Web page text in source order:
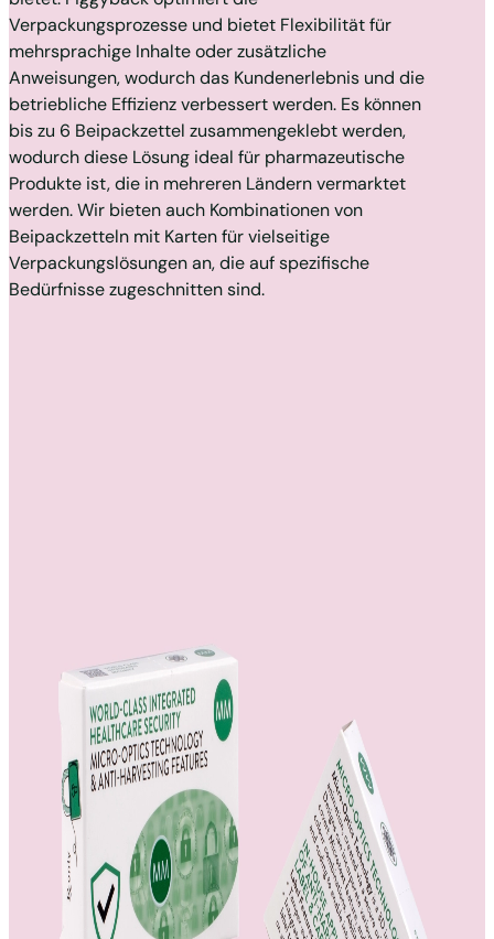
Verpackungsprozesse und bietet Flexibilität für
mehrsprachige Inhalte oder zusätzliche
Anweisungen, wodurch das Kundenerlebnis und die
betriebliche Effizienz verbessert werden. Es können
bis zu 6 Beipackzettel zusammengeklebt werden,
wodurch diese Lösung ideal für pharmazeutische
Produkte ist, die in mehreren Ländern vermarktet
werden. Wir bieten auch Kombinationen von
Beipackzetteln mit Karten für vielseitige
Verpackungslösungen an, die auf spezifische
Bedürfnisse zugeschnitten sind.